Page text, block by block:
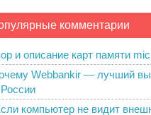
комментарии
и описание карт памяти
Webbankir — лучший
компьютер не видит